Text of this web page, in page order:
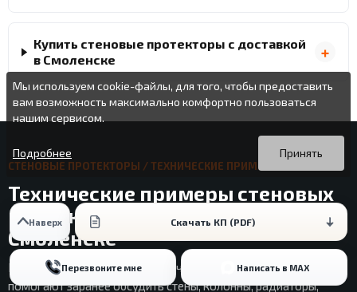
Купить стеновые протекторы с доставкой
в Смоленске
СТЕНОВЫЕ ПРОТЕКТОРЫ / ТЕХНИЧЕСКИЕ ПРИМЕРЫ
Технические примеры стеновых
протекторов для планирования в
Смоленске
Кейсы ниже не подменяют расчет объекта в Смоленске, но
помогают заранее обсудить стены, колонны, радиаторы,
Наверх Скачать КП (PDF)
Перезвоните мне Написать в MAX
Мы используем cookie-файлы, для того, чтобы предоставить
вам возможность максимально комфортно пользоваться
нашим сервисом.
Вы можете подробнее прочитать о cookie-файлах в открытых
источниках или изменить настройки своего браузера.
Продолжая пользоваться данным сайтом без изменения
настроек вы даете согласие на использование ваших cookie-
файлов.
Принять
Подробнее